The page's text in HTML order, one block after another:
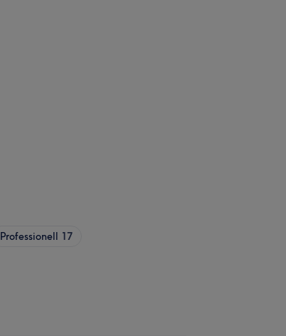
Professionell 17